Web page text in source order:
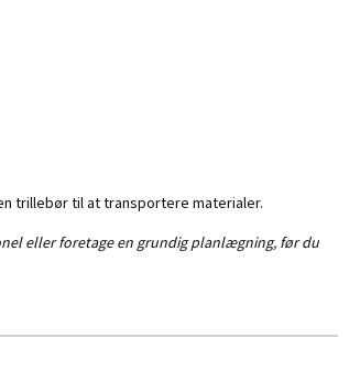
trillebør til at transportere materialer.
eller foretage en grundig planlægning, før du